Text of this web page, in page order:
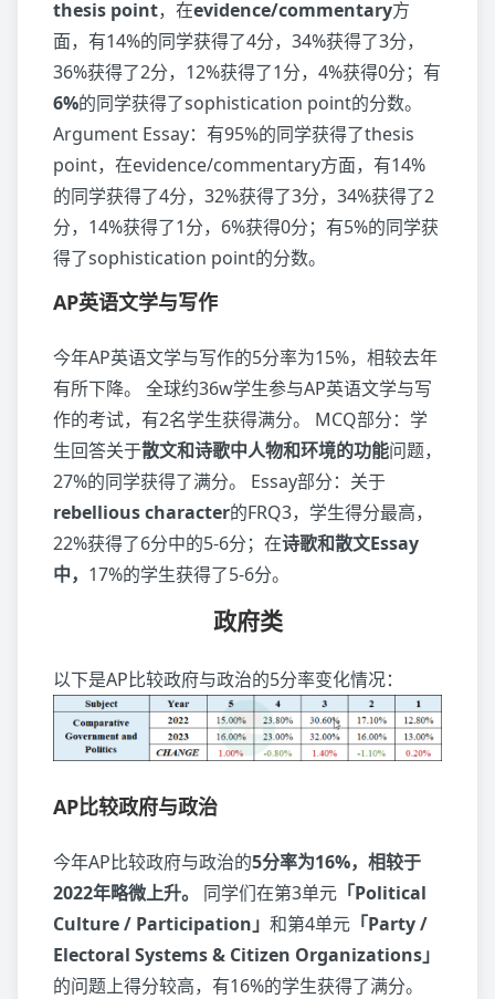
thesis point，在evidence/commentary方
面，有14%的同学获得了4分，34%获得了3分，
36%获得了2分，12%获得了1分，4%获得0分；有
6%的同学获得了sophistication point的分数。
Argument Essay：有95%的同学获得了thesis
point，在evidence/commentary方面，有14%
的同学获得了4分，32%获得了3分，34%获得了2
分，14%获得了1分，6%获得0分；有5%的同学获
得了sophistication point的分数。
AP英语文学与写作
今年AP英语文学与写作的5分率为15%，相较去年
有所下降。 全球约36w学生参与AP英语文学与写
作的考试，有2名学生获得满分。 MCQ部分：学
生回答关于散文和诗歌中人物和环境的功能问题，
27%的同学获得了满分。 Essay部分：关于
rebellious character的FRQ3，学生得分最高，
22%获得了6分中的5-6分；在诗歌和散文Essay
中， 17%的学生获得了5-6分。
政府类
以下是AP比较政府与政治的5分率变化情况：
AP比较政府与政治
今年AP比较政府与政治的5分率为16%，相较于
2022年略微上升。
同学们在第3单元 「Political
Culture / Participation」 和第4单元 「Party /
Electoral Systems & Citizen Organizations」
的问题上得分较高，有16%的学生获得了满分。